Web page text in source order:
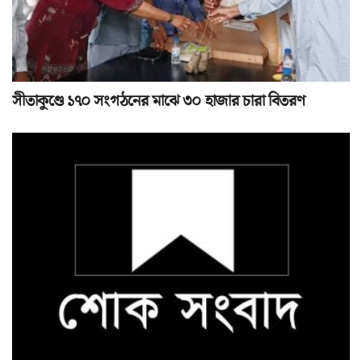
সীতাকুণ্ডে ১৭০ সংগঠনের মাঝে ৩০ হাজার চারা বিতরণ